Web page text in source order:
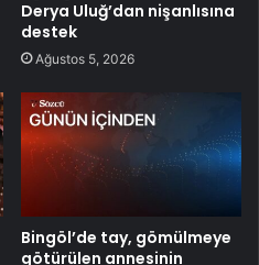
Derya Uluğ’dan nişanlısına
destek
Ağustos 5, 2026
Bingöl’de tay, gömülmeye
götürülen annesinin